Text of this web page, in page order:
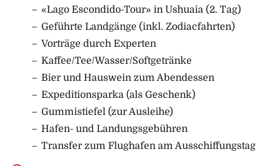
Auf dieser Reise wollen Sie den Polarkreis
überqueren, eine imaginäre Linie, die sich am
Dies ist sicherlich ein besonderes Highlight für alle,
und der Moment wird mit einem Toast an Deck
gefeiert. Während Sie sich dem Polarkreis nähern,
werden Sie subtile Veränderungen in der Landschaft,
der Eislandschaft und auch in der Verteilung der
Wildtiere feststellen. Die Gewässer sind zu dieser
hoffen, Wale zu sehen – vor allem Buckel- und
«Lago Escondido-Tour» in Ushuaia (2. Tag)
Geführte Landgänge (inkl. Zodiacfahrten)
Vorträge durch Experten
Kaffee/Tee/Wasser/Softgetränke
Bier und Hauswein zum Abendessen
Expeditionsparka (als Geschenk)
Gummistiefel (zur Ausleihe)
Hafen- und Landungsgebühren
Transfer zum Flughafen am Ausschiffungstag